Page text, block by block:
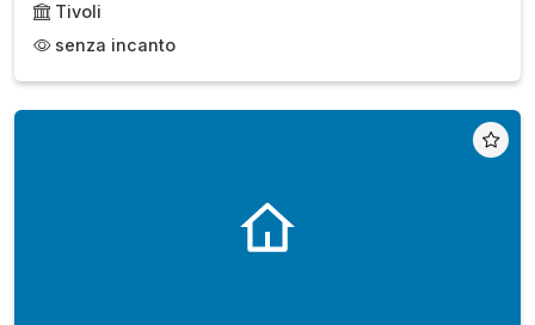
Tivoli
senza incanto